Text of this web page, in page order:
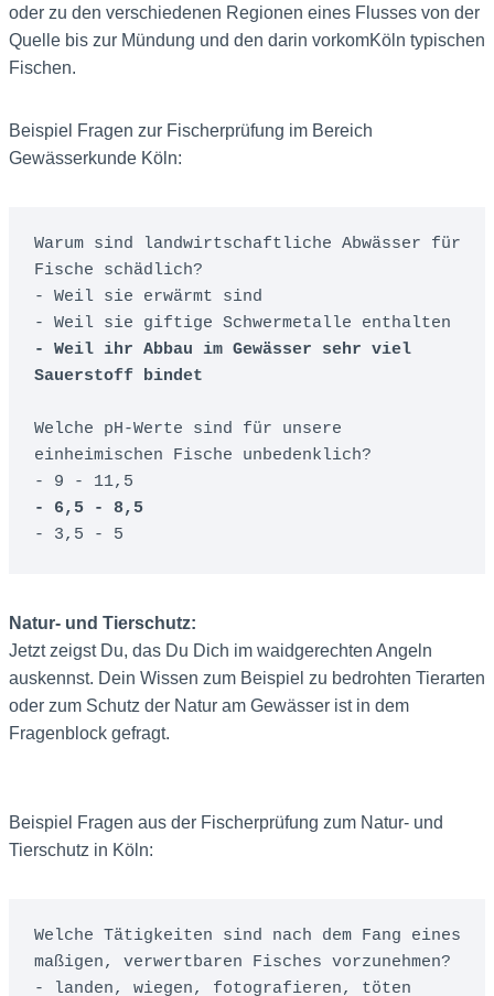
oder zu den verschiedenen Regionen eines Flusses von der
Quelle bis zur Mündung und den darin vorkomKöln typischen
Fischen.
Beispiel Fragen zur Fischerprüfung im Bereich
Gewässerkunde Köln:
Warum sind landwirtschaftliche Abwässer für
Fische schädlich?
- Weil sie erwärmt sind
- Weil ihr Abbau im Gewässer sehr viel
Sauerstoff bindet
Welche pH-Werte sind für unsere
einheimischen Fische unbedenklich?
- 6,5 - 8,5
- 3,5 - 5
Natur- und Tierschutz:
Jetzt zeigst Du, das Du Dich im waidgerechten Angeln
auskennst. Dein Wissen zum Beispiel zu bedrohten Tierarten
oder zum Schutz der Natur am Gewässer ist in dem
Fragenblock gefragt.
Beispiel Fragen aus der Fischerprüfung zum Natur- und
Tierschutz in Köln:
Welche Tätigkeiten sind nach dem Fang eines
maßigen, verwertbaren Fisches vorzunehmen?
- landen, wiegen, fotografieren, töten